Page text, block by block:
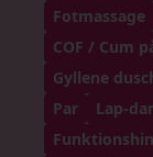
Fotmassage
COF / Cum
Gyllene
Par
Lap-